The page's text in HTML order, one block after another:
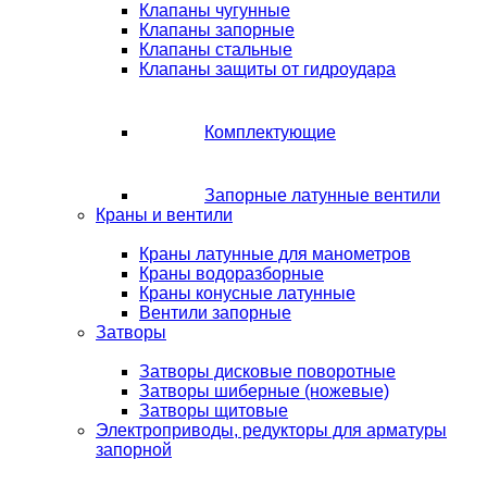
Клапаны чугунные
Клапаны запорные
Клапаны стальные
Клапаны защиты от гидроудара
Комплектующие
Запорные латунные вентили
Краны и вентили
Краны латунные для манометров
Краны водоразборные
Краны конусные латунные
Вентили запорные
Затворы
Затворы дисковые поворотные
Затворы шиберные (ножевые)
Затворы щитовые
Электроприводы, редукторы для арматуры
запорной